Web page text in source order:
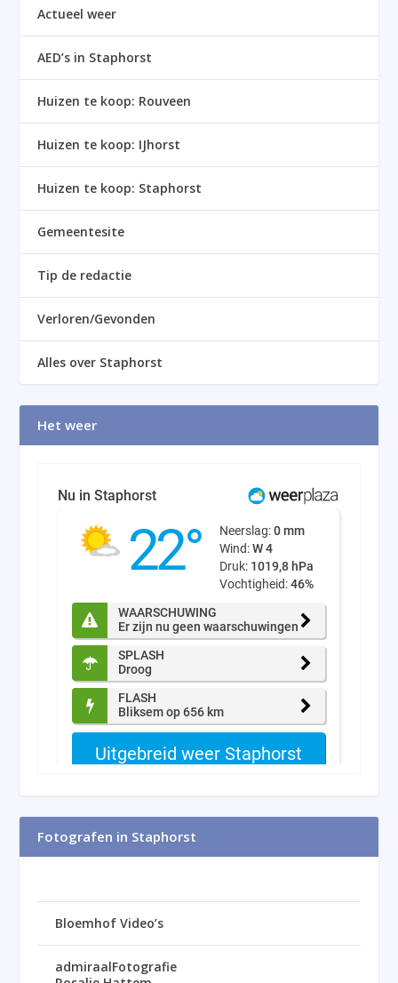
Actueel weer
AED’s in Staphorst
Huizen te koop: Rouveen
Huizen te koop: IJhorst
Huizen te koop: Staphorst
Gemeentesite
Tip de redactie
Verloren/Gevonden
Alles over Staphorst
Het weer
Fotografen in Staphorst
Bloemhof Video’s
admiraalFotografie